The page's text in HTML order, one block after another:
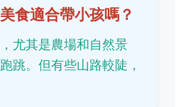
食適合帶小孩嗎？
尤其是農場和自然景
跳。但有些山路較陡，